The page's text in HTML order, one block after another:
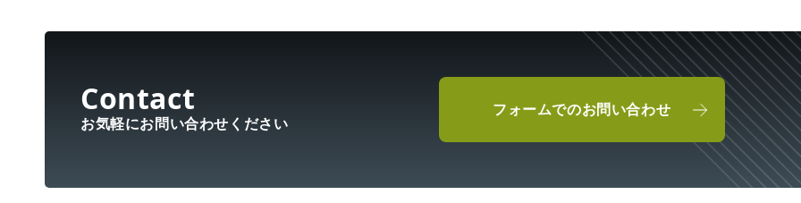
お気軽にお問い合わせください
フォームでのお問い合わせ